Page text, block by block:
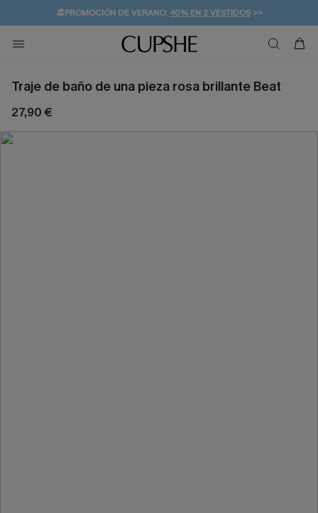
👒PROMOCIÓN DE VERANO:-10% EN 2 VESTIDOS>>
💌¡SUSCRIBIRSE & GANAR -10% EXTRA!
🚚ENVÍO GRATUITO A PARTIR DE 49 € >>
Traje de baño de una pieza rosa brillante Beat
27,90 €